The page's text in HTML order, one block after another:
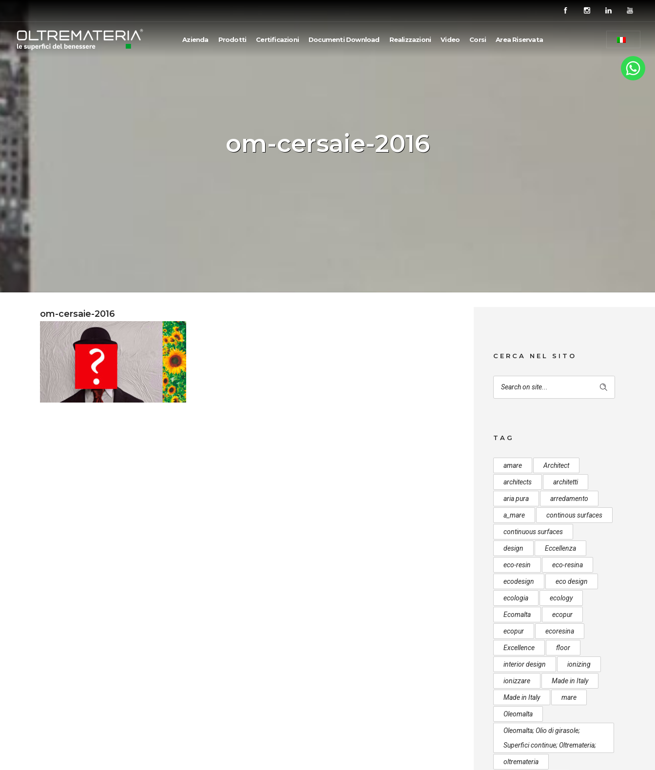
Azienda Prodotti Certificazioni Documenti Download Realizzazioni Video Corsi Area Riservata
om-cersaie-2016
om-cersaie-2016
CERCA NEL SITO
TAG
amare Architect
architects architetti
aria pura arredamento
a_mare continous surfaces
continuous surfaces
design Eccellenza
eco-resin eco-resina
ecodesign eco design
ecologia ecology
Ecomalta ecopur
ecopur ecoresina
Excellence floor
interior design ionizing
ionizzare Made in Italy
Made in Italy mare
Oleomalta
Oleomalta; Olio di girasole;
Superfici continue; Oltremateria;
oltremateria